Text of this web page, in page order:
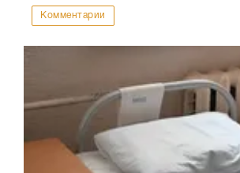
Комментарии